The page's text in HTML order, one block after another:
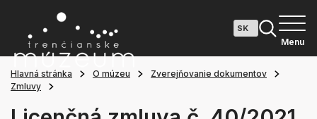
Menu
Hlavná stránka O múzeu
Zverejňovanie dokumentov
Zmluvy